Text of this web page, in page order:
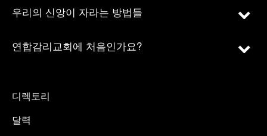
우리의 신앙이 자라는 방법들
연합감리교회에 처음인가요?
디렉토리
달력